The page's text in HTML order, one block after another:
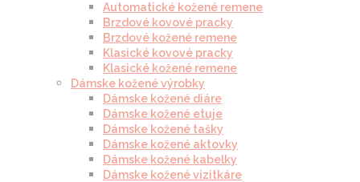
Automatické kožené remene
Brzdové kovové pracky
Brzdové kožené remene
Klasické kovové pracky
Klasické kožené remene
Dámske kožené výrobky
Dámske kožené diáre
Dámske kožené etuje
Dámske kožené tašky
Dámske kožené aktovky
Dámske kožené kabelky
Dámske kožené vizitkáre